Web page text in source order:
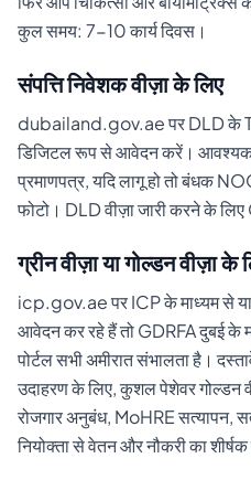
कुल समय: 7-10 कार्य दिवस।
संपत्ति निवेशक वीज़ा के लिए
dubailand.gov.ae पर DLD के
डिजिटल रूप से आवेदन करें। आवश्यक:
प्रमाणपत्र, यदि लागू हो तो बंधक
फोटो। DLD वीज़ा जारी करने के
ग्रीन वीज़ा या गोल्डन वीज़ा के
icp.gov.ae पर ICP के माध्यम से या
आवेदन कर रहे हैं तो GDRFA दुबई
पोर्टल सभी अमीरात संभालता है।
उदाहरण के लिए, कुशल पेशेवर गोल्डन
रोजगार अनुबंध, MoHRE सत्यापन,
नियोक्ता से वेतन और नौकरी का शीर्षक